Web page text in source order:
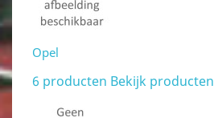
Opel
6 producten Bekijk producten